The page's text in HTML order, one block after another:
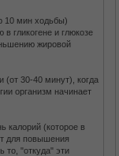
10 мин ходьбы)
гликогене и глюкозе
жировой
(от 30-40 минут), когда
организм начинает
калорий (которое в
для повышения
то, "откуда" эти